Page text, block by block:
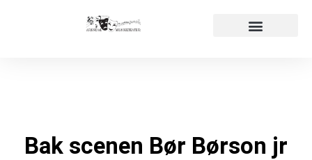
Bak scenen Bør Børson jr